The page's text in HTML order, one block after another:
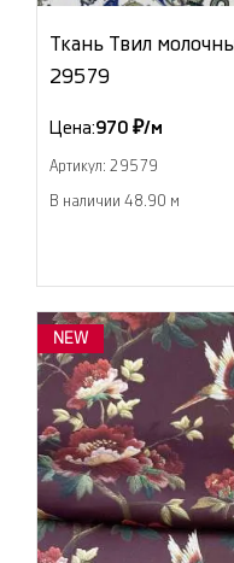
Ткань Твил
29579
Цена:970 ₽/м
Артикул: 29579
В наличии 48.90 м
NEW